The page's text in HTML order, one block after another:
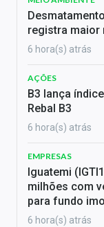
registra maior
6 hora(s) atrás
AÇÕES
B3 lança
Rebal B3
6 hora(s) atrás
EMPRESAS
Iguatemi
milhões com
para fundo
6 hora(s) atrás